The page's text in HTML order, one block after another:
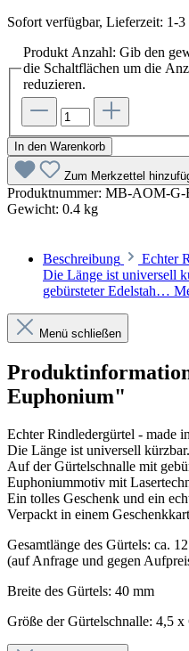
Sofort verfügbar, Lieferzeit: 1-3
Produkt Anzahl: Gib den
die Schaltflächen um die
reduzieren.
In den Warenkorb
Zum Merkzettel
Produktnummer: MB-AOM-G-
Gewicht: 0.4 kg
Beschreibung
Echter
Die Länge ist universell
gebürsteter Edelstah…
Menü schließen
Euphonium"
Echter Rindledergürtel - made
Die Länge ist universell kürzbar.
Auf der Gürtelschnalle mit
Euphoniummotiv mit
Ein tolles Geschenk und ein
Verpackt in einem
Gesamtlänge des Gürtels: ca.
(auf Anfrage und gegen
Breite des Gürtels: 40 mm
Größe der Gürtelschnalle: 4,5 x